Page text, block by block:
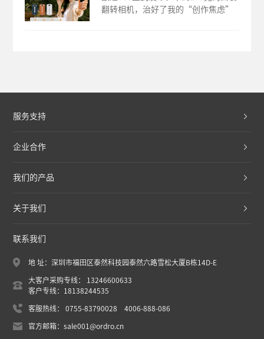
翻转相机，治好了我的“创作焦虑”
服务支持
企业合作
我们的产品
关于我们
联系我们
地 址：深圳市福田区泰然科技园泰然六路雪松大厦B栋14D-E
大客户采购专线： 13246600633
客户专线：18138244535
客服热线： 0755-83790028 4006-888-086
官方邮箱：sale001@ordro.cn